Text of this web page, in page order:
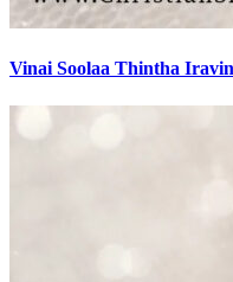
Vinai Soolaa Thintha